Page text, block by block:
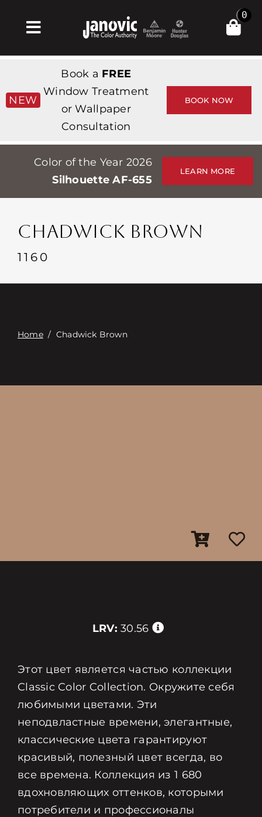
Toggle
Navigation
Products & Services
Магазин
Professionals
Stores
События
Связаться с
0
NEW
Book a FREE
Window Treatment
or Wallpaper
Consultation
BOOK NOW
Color of the Year 2026
Silhouette AF-655
LEARN MORE
CHADWICK BROWN
1160
Home/ Chadwick Brown
LRV: 30.56
Этот цвет является частью коллекции
Classic Color Collection. Окружите себя
любимыми цветами. Эти
неподвластные времени, элегантные,
классические цвета гарантируют
красивый, полезный цвет всегда, во
все времена. Коллекция из 1 680
вдохновляющих оттенков, которыми
потребители и профессионалы